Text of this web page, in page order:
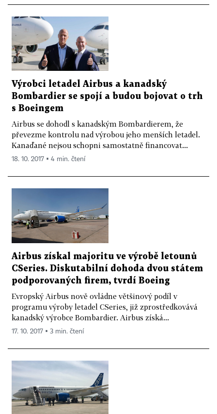
Výrobci letadel Airbus a kanadský
Bombardier se spojí a budou bojovat o trh
s Boeingem
Airbus se dohodl s kanadským Bombardierem, že
převezme kontrolu nad výrobou jeho menších letadel.
Kanaďané nejsou schopni samostatně financovat...
18. 10. 2017 ▪ 4 min. čtení
Airbus získal majoritu ve výrobě letounů
CSeries. Diskutabilní dohoda dvou státem
podporovaných firem, tvrdí Boeing
Evropský Airbus nově ovládne většinový podíl v
programu výroby letadel CSeries, již zprostředkovává
kanadský výrobce Bombardier. Airbus získá...
17. 10. 2017 ▪ 3 min. čtení